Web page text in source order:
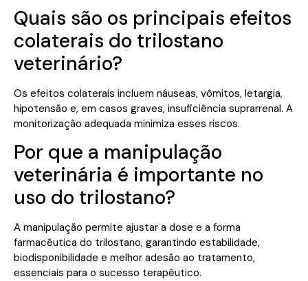
Quais são os principais efeitos
colaterais do trilostano
veterinário?
Os efeitos colaterais incluem náuseas, vômitos, letargia,
hipotensão e, em casos graves, insuficiência suprarrenal. A
monitorização adequada minimiza esses riscos.
Por que a manipulação
veterinária é importante no
uso do trilostano?
A manipulação permite ajustar a dose e a forma
farmacêutica do trilostano, garantindo estabilidade,
biodisponibilidade e melhor adesão ao tratamento,
essenciais para o sucesso terapêutico.